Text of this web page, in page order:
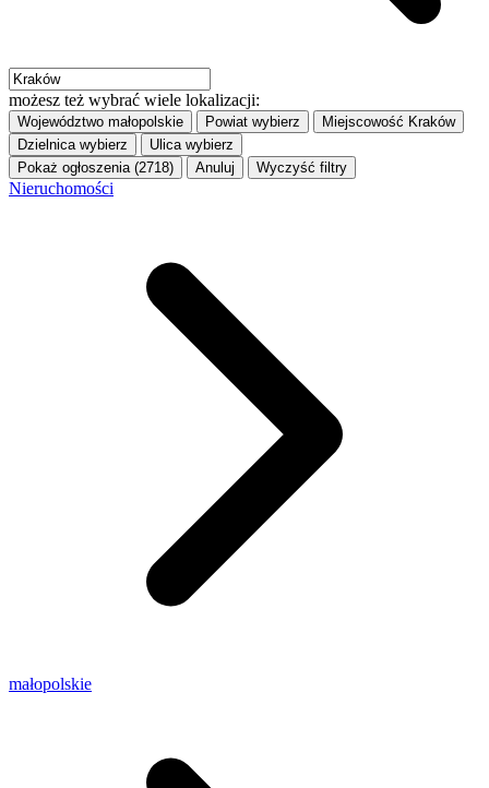
możesz też wybrać wiele lokalizacji:
Województwo małopolskie Powiat wybierz Miejscowość Kraków
Dzielnica wybierz Ulica wybierz
Pokaż ogłoszenia (2718)
Anuluj Wyczyść filtry
Nieruchomości
małopolskie